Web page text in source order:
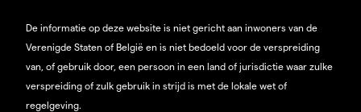
De informatie op deze website is niet gericht aan inwoners van de
Verenigde Staten of België en is niet bedoeld voor de verspreiding
van, of gebruik door, een persoon in een land of jurisdictie waar zulke
verspreiding of zulk gebruik in strijd is met de lokale wet of
regelgeving.